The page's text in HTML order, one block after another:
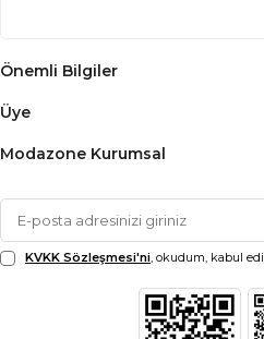
Önemli Bilgiler
Üye
Modazone Kurumsal
KVKK Sözleşmesi'ni, okudum, kabul